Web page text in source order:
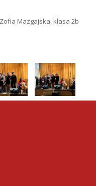
Mazgajska, klasa 2b